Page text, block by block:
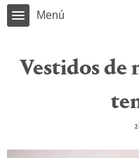
Menú
Vestidos de